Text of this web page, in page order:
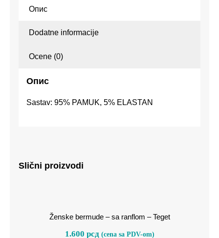
Опис
Dodatne informacije
Ocene (0)
Опис
Sastav: 95% PAMUK, 5% ELASTAN
Slični proizvodi
Ženske bermude – sa ranflom – Teget
1.600 рсд (cena sa PDV-om)